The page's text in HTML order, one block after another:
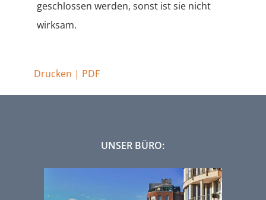
geschlossen werden, sonst ist sie nicht
wirksam.
Drucken | PDF
UNSER BÜRO: